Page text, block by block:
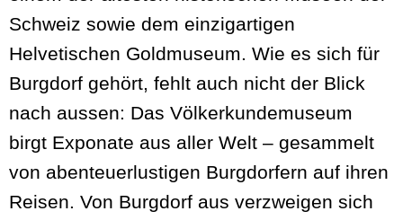
Schweiz sowie dem einzigartigen
Helvetischen Goldmuseum. Wie es sich für
Burgdorf gehört, fehlt auch nicht der Blick
nach aussen: Das Völkerkundemuseum
birgt Exponate aus aller Welt – gesammelt
von abenteuerlustigen Burgdorfern auf ihren
Reisen. Von Burgdorf aus verzweigen sich